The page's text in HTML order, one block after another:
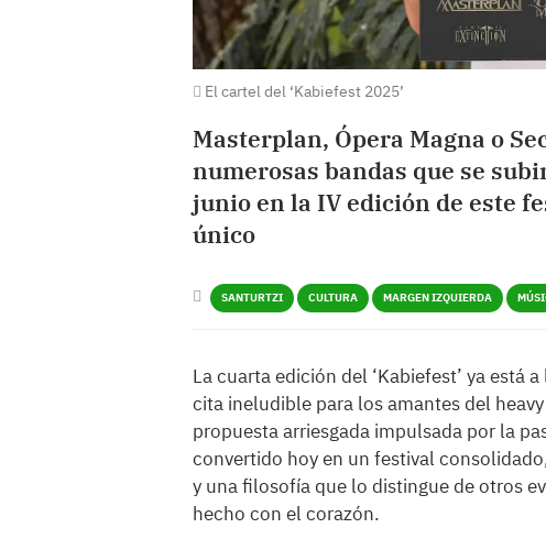
El cartel del ‘Kabiefest 2025’
Masterplan, Ópera Magna o
numerosas bandas que se
junio en la IV edición de este
único
SANTURTZI CULTURA MARGEN IZQUIERDA
La cuarta edición del ‘Kabiefest’ ya está
cita ineludible para los amantes del
propuesta arriesgada impulsada por la
convertido hoy en un festival
y una filosofía que lo distingue de otros
hecho con el corazón.